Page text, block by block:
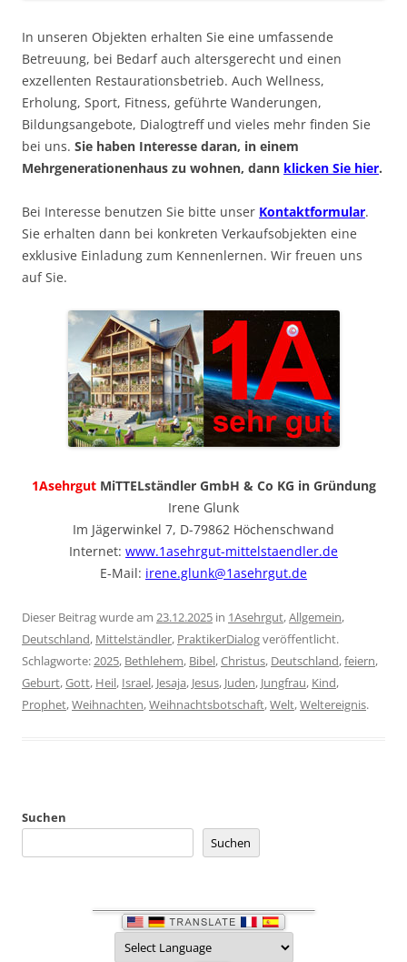
In unseren Objekten erhalten Sie eine umfassende
Betreuung, bei Bedarf auch altersgerecht und einen
exzellenten Restaurationsbetrieb. Auch Wellness,
Erholung, Sport, Fitness, geführte Wanderungen,
Bildungsangebote, Dialogtreff und vieles mehr finden Sie
bei uns. Sie haben Interesse daran, in einem
Mehrgenerationenhaus zu wohnen, dann klicken Sie hier.
Bei Interesse benutzen Sie bitte unser Kontaktformular.
Sie erhalten dann bei konkreten Verkaufsobjekten eine
exklusive Einladung zum Kennenlernen. Wir freuen uns
auf Sie.
1AsehrgutMiTTELständler GmbH & Co KG in Gründung
Irene Glunk
Im Jägerwinkel 7, D-79862 Höchenschwand
Internet: www.1asehrgut-mittelstaendler.de
E-Mail: irene.glunk@1asehrgut.de
Dieser Beitrag wurde am 23.12.2025 in 1Asehrgut,Allgemein,
Deutschland, Mittelständler, PraktikerDialogveröffentlicht.
Schlagworte:2025, Bethlehem, Bibel,Christus, Deutschland,feiern,
Geburt,Gott, Heil, Israel, Jesaja, Jesus, Juden, Jungfrau, Kind,
Prophet,Weihnachten,Weihnachtsbotschaft,Welt,Weltereignis.
Suchen
Suchen